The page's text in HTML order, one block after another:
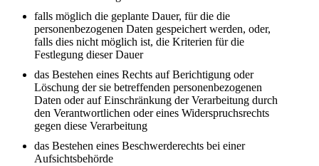
falls möglich die geplante Dauer, für die die
personenbezogenen Daten gespeichert werden, oder,
falls dies nicht möglich ist, die Kriterien für die
Festlegung dieser Dauer
das Bestehen eines Rechts auf Berichtigung oder
Löschung der sie betreffenden personenbezogenen
Daten oder auf Einschränkung der Verarbeitung durch
den Verantwortlichen oder eines Widerspruchsrechts
gegen diese Verarbeitung
das Bestehen eines Beschwerderechts bei einer
Aufsichtsbehörde